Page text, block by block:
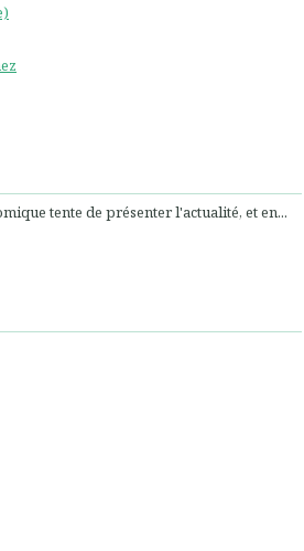
tente de présenter l'actualité, et en...